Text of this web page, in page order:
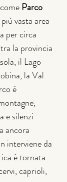
Parco
vasta area
per circa
la provincia
il Lago
la Val
è
e silenzi
ancora
interviene da
è tornata
caprioli,